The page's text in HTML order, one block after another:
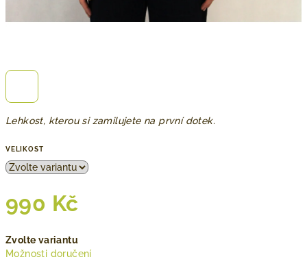
Lehkost, kterou si zamilujete na první dotek.
VELIKOST
990 Kč
cena:
Zvolte variantu
Možnosti doručení